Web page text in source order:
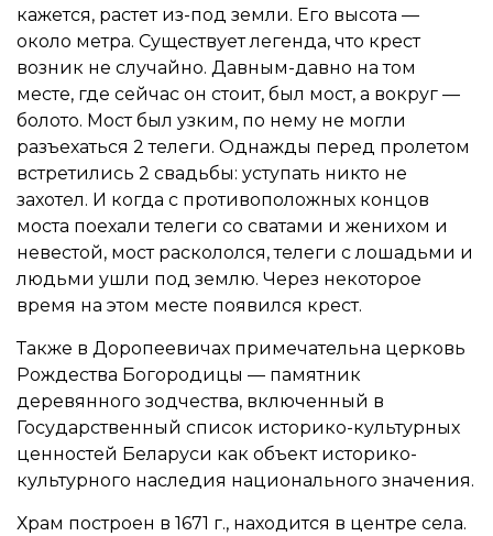
кажется, растет из-под земли. Его высота —
около метра. Существует легенда, что крест
возник не случайно. Давным-давно на том
месте, где сейчас он стоит, был мост, а вокруг —
болото. Мост был узким, по нему не могли
разъехаться 2 телеги. Однажды перед пролетом
встретились 2 свадьбы: уступать никто не
захотел. И когда с противоположных концов
моста поехали телеги со сватами и женихом и
невестой, мост раскололся, телеги с лошадьми и
людьми ушли под землю. Через некоторое
время на этом месте появился крест.
Также в Доропеевичах примечательна церковь
Рождества Богородицы — памятник
деревянного зодчества, включенный в
Государственный список историко-культурных
ценностей Беларуси как объект историко-
культурного наследия национального значения.
Храм построен в 1671 г., находится в центре села.